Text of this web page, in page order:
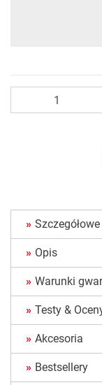
Opis
Warunki
Testy &
Akcesoria
Bestsellery